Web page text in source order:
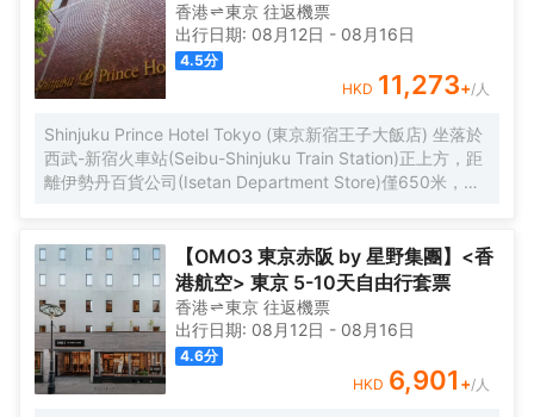
香港 東京 往返機票
出行日期: 08月12日 - 08月16日
4.5分
HKD 11,273+/人
Shinjuku Prince Hotel Tokyo (東京新宿王子大飯店) 坐落於
西武-新宿火車站(Seibu-Shinjuku Train Station)正上方，距
離伊勢丹百貨公司(Isetan Department Store)僅650米，距
地區。 酒店客房採用現代風格設計，為您提供舒適温馨的雅
居空間。所有客房均配有全套傢俱、先進設施和友好的客房
服務，能夠滿足您住宿期間的一切需求。為了給你帶來更多
便利，酒店還設有24小時前台，可提供安排按摩服務和行李
寄存等服務。值得一提的是，酒店25樓設有一間享有城市全
景的日本餐廳，供應創意日本料理並設有酒吧，定能給您帶
來來自視覺和味蕾的雙重感官享受。 憑着優越的位置、完善
【OMO3 東京赤阪 by 星野集團】<香
港航空> 東京 5-10天自由行套票
香港 東京 往返機票
出行日期: 08月12日 - 08月16日
4.6分
HKD 6,901 +/人